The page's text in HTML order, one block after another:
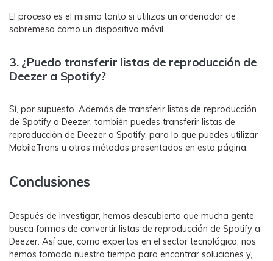
El proceso es el mismo tanto si utilizas un ordenador de
sobremesa como un dispositivo móvil.
3. ¿Puedo transferir listas de reproducción de
Deezer a Spotify?
󠀰Sí, por supuesto.󠀲󠀩󠀤󠀦󠀠󠀠󠀠󠀩󠀳󠀰 Además de transferir listas de reproducción
de Spotify a Deezer, también puedes transferir listas de
reproducción de Deezer a Spotify, para lo que puedes utilizar
MobileTrans u otros métodos presentados en esta página.
Conclusiones
Después de investigar, hemos descubierto que mucha gente
busca formas de convertir listas de reproducción de Spotify a
Deezer. Así que, como expertos en el sector tecnológico, nos
hemos tomado nuestro tiempo para encontrar soluciones y,